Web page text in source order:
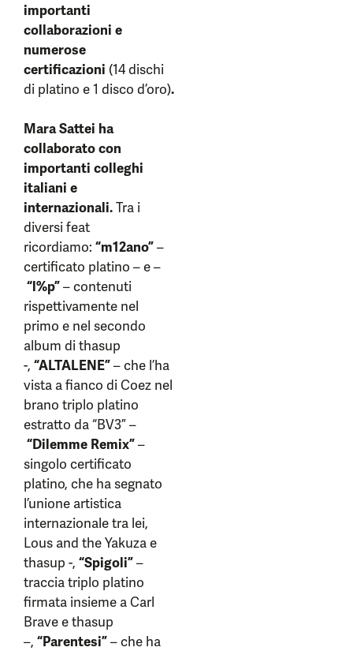
importanti
collaborazioni e
numerose
certificazioni (14 dischi
di platino e 1 disco d’oro).
Mara Sattei ha
collaborato con
importanti colleghi
italiani e
internazionali.Tra i
diversi feat
ricordiamo: “m12ano”–
certificato platino – e –
“l%p”– contenuti
rispettivamente nel
primo e nel secondo
album di thasup
-, “ALTALENE”– che l’ha
vista a fianco di Coez nel
brano triplo platino
estratto da “BV3” –
“Dilemme Remix”–
singolo certificato
platino, che ha segnato
l’unione artistica
internazionale tra lei,
Lous and the Yakuza e
thasup -, “Spigoli”–
traccia triplo platino
firmata insieme a Carl
Brave e thasup
–, “Parentesi”– che ha